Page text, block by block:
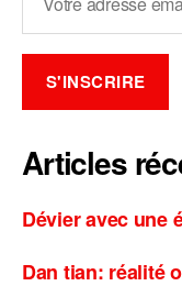
Articles
Dévier avec une
Dan tian: réalité